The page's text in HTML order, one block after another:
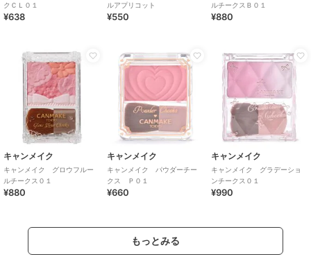
クＣＬ０１
¥638
ルアプリコット
¥550
ルチークスＢ０１
¥880
キャンメイク
キャンメイク グロウフルー
ルチークス０１
¥880
キャンメイク
キャンメイク パウダーチー
クス Ｐ０１
¥660
キャンメイク
キャンメイク グラデーショ
ンチークス０１
¥990
もっとみる